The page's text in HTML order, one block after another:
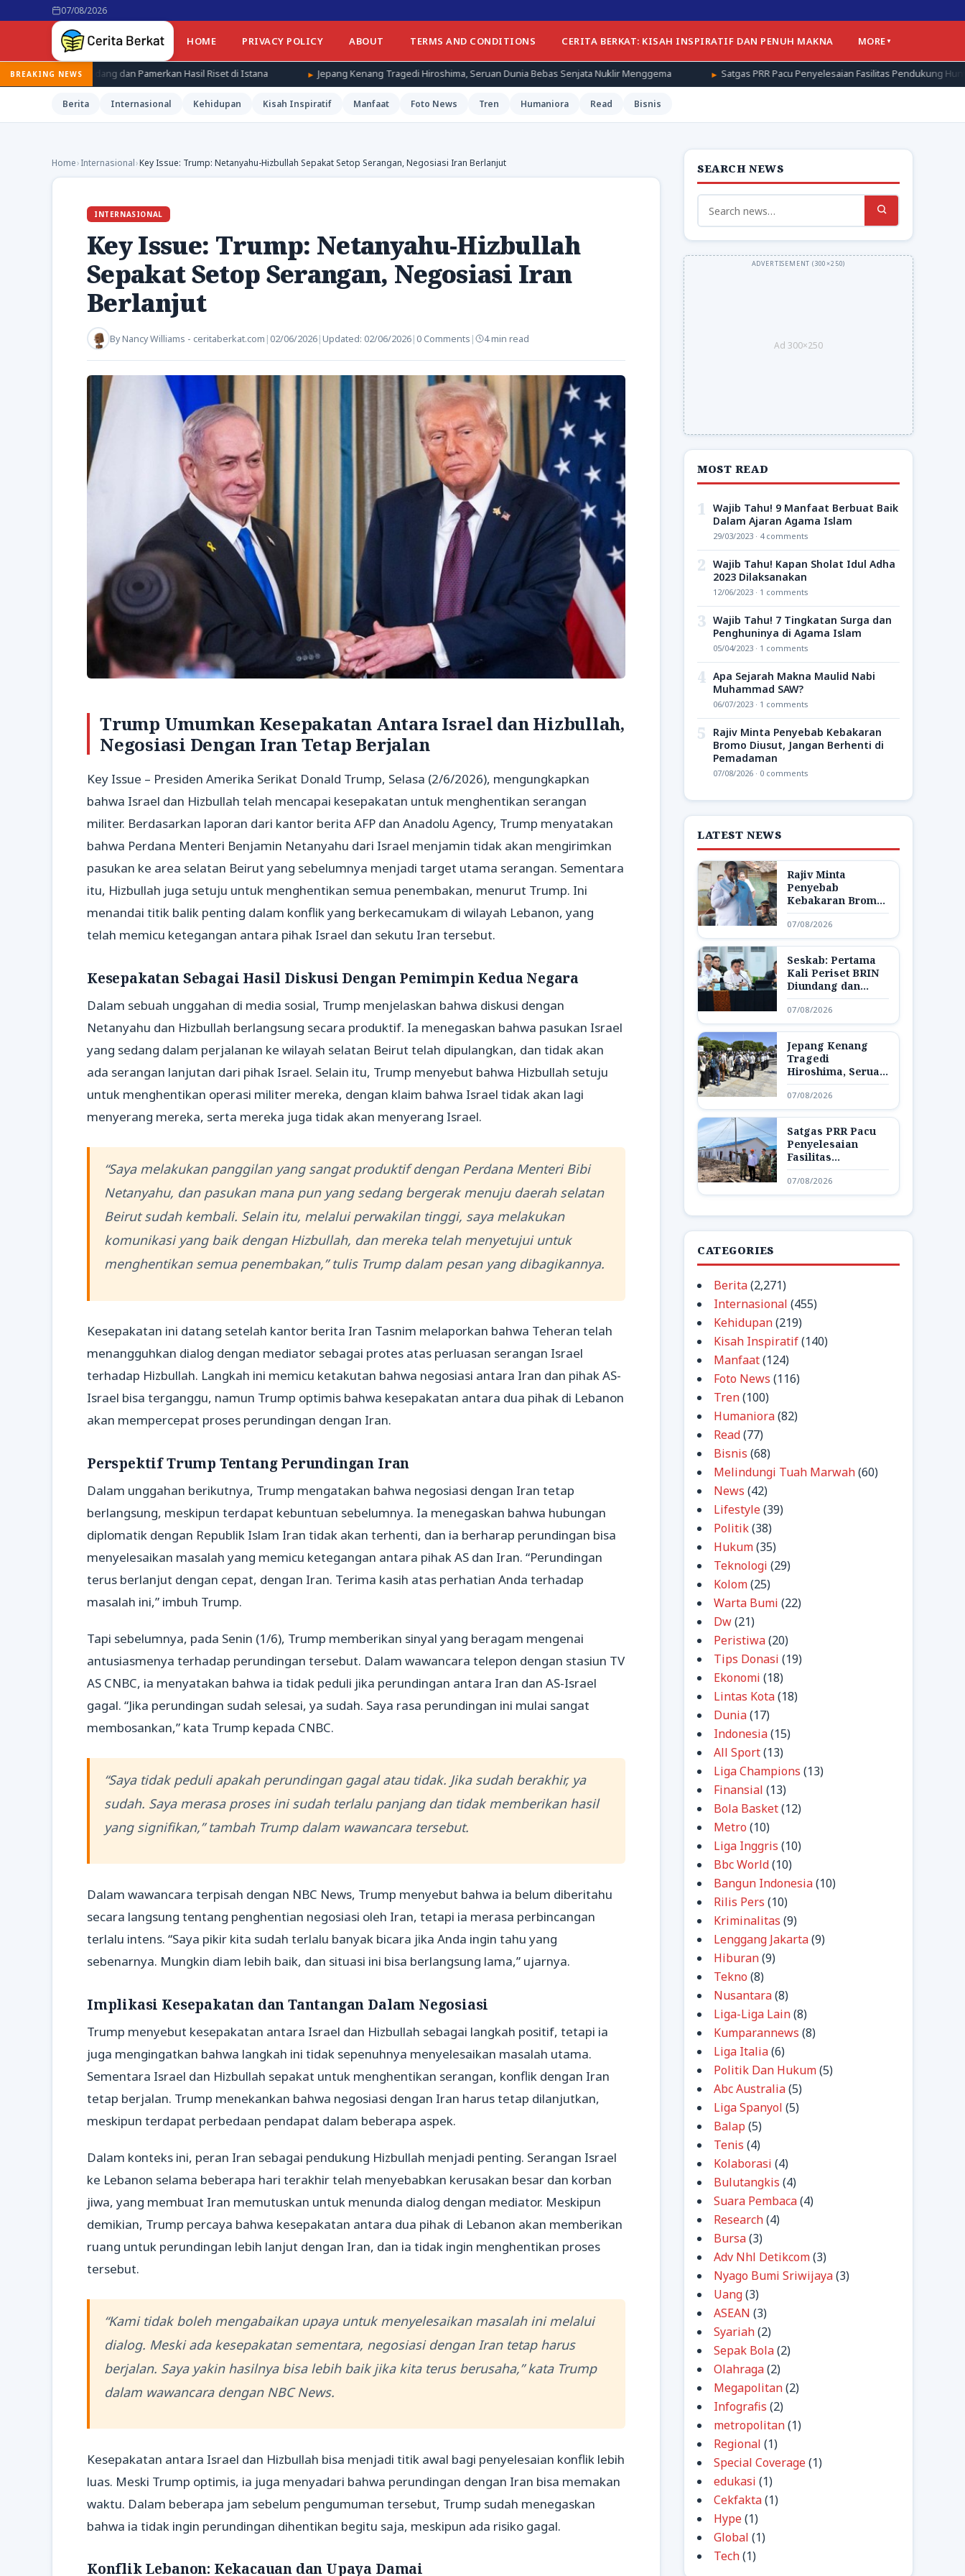
07/08/2026
HOME PRIVACY POLICY ABOUT TERMS AND CONDITIONS CERITA BERKAT: KISAH INSPIRATIF DAN PENUH MAKNA MORE
BREAKING NEWS
dan Pamerkan Hasil Riset di Istana Jepang Kenang Tragedi Hiroshima, Seruan Dunia Bebas Senjata Nuklir Menggema Satgas PRR Pacu Penyelesaian Fasilitas Pendukung Huntap di Aceh
Berita Internasional Kehidupan Kisah Inspiratif Manfaat Foto News Tren Humaniora Read Bisnis
Home›Internasional›Key Issue: Trump: Netanyahu-Hizbullah Sepakat Setop Serangan, Negosiasi Iran Berlanjut
INTERNASIONAL
Key Issue: Trump: Netanyahu-Hizbullah
Sepakat Setop Serangan, Negosiasi Iran
Berlanjut
ByNancy Williams - ceritaberkat.com | 02/06/2026| Updated: 02/06/2026| 0 Comments | 4 min read
Trump Umumkan Kesepakatan Antara Israel dan Hizbullah,
Negosiasi Dengan Iran Tetap Berjalan
Key Issue – Presiden Amerika Serikat Donald Trump, Selasa (2/6/2026), mengungkapkan
bahwa Israel dan Hizbullah telah mencapai kesepakatan untuk menghentikan serangan
militer. Berdasarkan laporan dari kantor berita AFP dan Anadolu Agency, Trump menyatakan
bahwa Perdana Menteri Benjamin Netanyahu dari Israel menjamin tidak akan mengirimkan
pasukan ke area selatan Beirut yang sebelumnya menjadi target utama serangan. Sementara
itu, Hizbullah juga setuju untuk menghentikan semua penembakan, menurut Trump. Ini
menandai titik balik penting dalam konflik yang berkecamukam di wilayah Lebanon, yang
telah memicu ketegangan antara pihak Israel dan sekutu Iran tersebut.
Kesepakatan Sebagai Hasil Diskusi Dengan Pemimpin Kedua Negara
Dalam sebuah unggahan di media sosial, Trump menjelaskan bahwa diskusi dengan
Netanyahu dan Hizbullah berlangsung secara produktif. Ia menegaskan bahwa pasukan Israel
yang sedang dalam perjalanan ke wilayah selatan Beirut telah dipulangkan, dan tidak akan
ada serangan lanjutan dari pihak Israel. Selain itu, Trump menyebut bahwa Hizbullah setuju
untuk menghentikan operasi militer mereka, dengan klaim bahwa Israel tidak akan lagi
menyerang mereka, serta mereka juga tidak akan menyerang Israel.
“Saya melakukan panggilan yang sangat produktif dengan Perdana Menteri Bibi
Netanyahu, dan pasukan mana pun yang sedang bergerak menuju daerah selatan
Beirut sudah kembali. Selain itu, melalui perwakilan tinggi, saya melakukan
komunikasi yang baik dengan Hizbullah, dan mereka telah menyetujui untuk
menghentikan semua penembakan,” tulis Trump dalam pesan yang dibagikannya.
Kesepakatan ini datang setelah kantor berita Iran Tasnim melaporkan bahwa Teheran telah
menangguhkan dialog dengan mediator sebagai protes atas perluasan serangan Israel
terhadap Hizbullah. Langkah ini memicu ketakutan bahwa negosiasi antara Iran dan pihak AS-
Israel bisa terganggu, namun Trump optimis bahwa kesepakatan antara dua pihak di Lebanon
akan mempercepat proses perundingan dengan Iran.
Perspektif Trump Tentang Perundingan Iran
Dalam unggahan berikutnya, Trump mengatakan bahwa negosiasi dengan Iran tetap
berlangsung, meskipun terdapat kebuntuan sebelumnya. Ia menegaskan bahwa hubungan
diplomatik dengan Republik Islam Iran tidak akan terhenti, dan ia berharap perundingan bisa
menyelesaikan masalah yang memicu ketegangan antara pihak AS dan Iran. “Perundingan
terus berlanjut dengan cepat, dengan Iran. Terima kasih atas perhatian Anda terhadap
masalah ini,” imbuh Trump.
Tapi sebelumnya, pada Senin (1/6), Trump memberikan sinyal yang beragam mengenai
antusiasmenya terhadap perundingan tersebut. Dalam wawancara telepon dengan stasiun TV
AS CNBC, ia menyatakan bahwa ia tidak peduli jika perundingan antara Iran dan AS-Israel
gagal. “Jika perundingan sudah selesai, ya sudah. Saya rasa perundingan ini mulai sangat
membosankan,” kata Trump kepada CNBC.
“Saya tidak peduli apakah perundingan gagal atau tidak. Jika sudah berakhir, ya
sudah. Saya merasa proses ini sudah terlalu panjang dan tidak memberikan hasil
yang signifikan,” tambah Trump dalam wawancara tersebut.
Dalam wawancara terpisah dengan NBC News, Trump menyebut bahwa ia belum diberitahu
secara langsung tentang penghentian negosiasi oleh Iran, tetapi ia merasa perbincangan
terlalu intens. “Saya pikir kita sudah terlalu banyak bicara jika Anda ingin tahu yang
sebenarnya. Mungkin diam lebih baik, dan situasi ini bisa berlangsung lama,” ujarnya.
Implikasi Kesepakatan dan Tantangan Dalam Negosiasi
Trump menyebut kesepakatan antara Israel dan Hizbullah sebagai langkah positif, tetapi ia
juga mengingatkan bahwa langkah ini tidak sepenuhnya menyelesaikan masalah utama.
Sementara Israel dan Hizbullah sepakat untuk menghentikan serangan, konflik dengan Iran
tetap berjalan. Trump menekankan bahwa negosiasi dengan Iran harus tetap dilanjutkan,
meskipun terdapat perbedaan pendapat dalam beberapa aspek.
Dalam konteks ini, peran Iran sebagai pendukung Hizbullah menjadi penting. Serangan Israel
ke Lebanon selama beberapa hari terakhir telah menyebabkan kerusakan besar dan korban
jiwa, yang membuat Iran memutuskan untuk menunda dialog dengan mediator. Meskipun
demikian, Trump percaya bahwa kesepakatan antara dua pihak di Lebanon akan memberikan
ruang untuk perundingan lebih lanjut dengan Iran, dan ia tidak ingin menghentikan proses
tersebut.
“Kami tidak boleh mengabaikan upaya untuk menyelesaikan masalah ini melalui
dialog. Meski ada kesepakatan sementara, negosiasi dengan Iran tetap harus
berjalan. Saya yakin hasilnya bisa lebih baik jika kita terus berusaha,” kata Trump
dalam wawancara dengan NBC News.
Kesepakatan antara Israel dan Hizbullah bisa menjadi titik awal bagi penyelesaian konflik lebih
luas. Meski Trump optimis, ia juga menyadari bahwa perundingan dengan Iran bisa memakan
waktu. Dalam beberapa jam sebelum pengumuman tersebut, Trump sudah menegaskan
bahwa ia tidak ingin perundingan dihentikan begitu saja, meskipun ada risiko gagal.
Konflik Lebanon: Kekacauan dan Upaya Damai
SEARCH NEWS
Search
for:
Ad 300×250
MOST READ
1 Wajib Tahu! 9 Manfaat Berbuat Baik
Dalam Ajaran Agama Islam
29/03/2023 · 4 comments
2 Wajib Tahu! Kapan Sholat Idul Adha
2023 Dilaksanakan
12/06/2023 · 1 comments
3 Wajib Tahu! 7 Tingkatan Surga dan
Penghuninya di Agama Islam
05/04/2023 · 1 comments
4 Apa Sejarah Makna Maulid Nabi
Muhammad SAW?
06/07/2023 · 1 comments
5
Rajiv Minta Penyebab Kebakaran
Bromo Diusut, Jangan Berhenti di
Pemadaman
07/08/2026 · 0 comments
LATEST NEWS
Rajiv Minta
Penyebab
Kebakaran Bromo
Diusut, Jangan
Berhenti di
Pemadaman
07/08/2026
Seskab: Pertama
Kali Periset BRIN
Diundang dan
Pamerkan Hasil
Riset di Istana
07/08/2026
Jepang Kenang
Tragedi
Hiroshima, Seruan
Dunia Bebas
Senjata Nuklir
Menggema
07/08/2026
Satgas PRR Pacu
Penyelesaian
Fasilitas
Pendukung Huntap
di Aceh Tamiang
07/08/2026
CATEGORIES
Berita(2,271)
Internasional (455)
Kehidupan(219)
Kisah Inspiratif(140)
Manfaat(124)
Foto News (116)
Tren(100)
Humaniora(82)
Read(77)
Bisnis (68)
Melindungi Tuah Marwah(60)
News (42)
Lifestyle(39)
Politik(38)
Hukum(35)
Teknologi (29)
Kolom(25)
Warta Bumi (22)
Dw(21)
Peristiwa(20)
Tips Donasi (19)
Ekonomi (18)
Lintas Kota(18)
Dunia(17)
Indonesia(15)
All Sport(13)
Liga Champions (13)
Finansial (13)
Bola Basket(12)
Metro (10)
Liga Inggris (10)
Bbc World(10)
Bangun Indonesia(10)
Rilis Pers (10)
Kriminalitas (9)
Lenggang Jakarta(9)
Hiburan(9)
Tekno (8)
Nusantara(8)
Liga-Liga Lain(8)
Kumparannews (8)
Liga Italia(6)
Politik Dan Hukum(5)
Abc Australia(5)
Liga Spanyol (5)
Balap (5)
Tenis (4)
Kolaborasi (4)
Bulutangkis (4)
Suara Pembaca(4)
Research(4)
Bursa(3)
Adv Nhl Detikcom(3)
Nyago Bumi Sriwijaya(3)
Uang(3)
ASEAN (3)
Syariah(2)
Sepak Bola(2)
Olahraga(2)
Megapolitan(2)
Infografis (2)
metropolitan(1)
Regional (1)
Special Coverage(1)
edukasi (1)
Cekfakta(1)
Hype(1)
Global (1)
Tech(1)